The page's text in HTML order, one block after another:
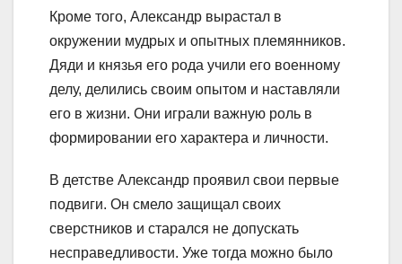
Кроме того, Александр вырастал в
окружении мудрых и опытных племянников.
Дяди и князья его рода учили его военному
делу, делились своим опытом и наставляли
его в жизни. Они играли важную роль в
формировании его характера и личности.
В детстве Александр проявил свои первые
подвиги. Он смело защищал своих
сверстников и старался не допускать
несправедливости. Уже тогда можно было